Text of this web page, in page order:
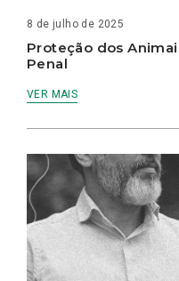
8 de julho de 2025
Proteção dos
Penal
VER MAIS